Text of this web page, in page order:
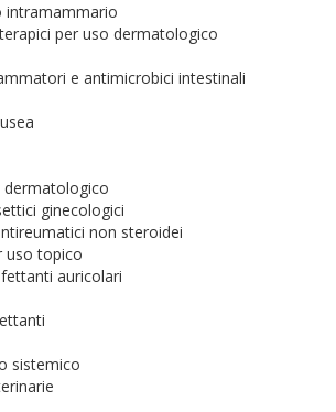
intramammario
per uso dermatologico
e antimicrobici intestinali
ginecologici
non steroidei
uso topico
auricolari
sistemico